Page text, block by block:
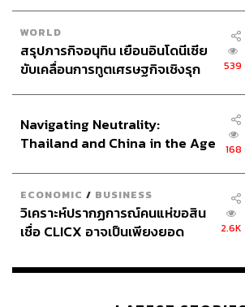
ABOUT THE
ชุตินันท์ สงวนประสิทธิ์
STANDARD
ABOUT THE
The Standardth’s
WORLD
สรุปภารกิจอนุทิน เยือนอินโดนีเซีย
ขับเคลื่อนการทูตเศรษฐกิจเชิงรุก
539
Navigating Neutrality:
Thailand and China in the Age
168
ECONOMIC / BUSINESS
วิเคราะห์ปรากฏการณ์คนแห่ขอสิน
เชื่อ CLICX อาจเป็นเพียงยอด
เรือนไทยที่ถูกซุกไว้
2.6K